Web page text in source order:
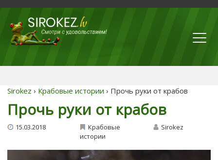
Sirokez › Крабовые истории › Прочь руки от крабов
Прочь руки от крабов
15.03.2018
Крабовые
истории
Sirokez